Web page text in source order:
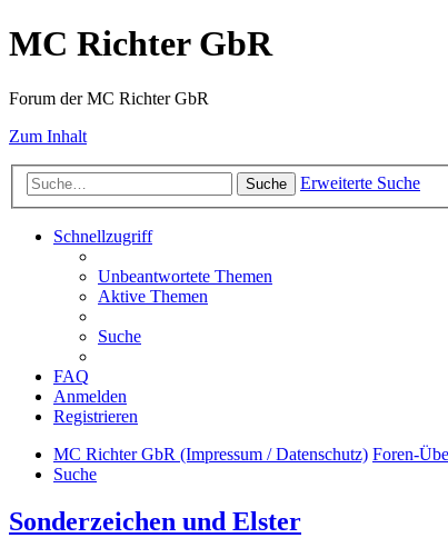
MC Richter GbR
Forum der MC Richter GbR
Zum Inhalt
Suche Erweiterte Suche
Schnellzugriff
Unbeantwortete Themen
Aktive Themen
Suche
FAQ
Anmelden
Registrieren
MC Richter GbR (Impressum / Datenschutz) Foren-
Suche
Sonderzeichen und Elster